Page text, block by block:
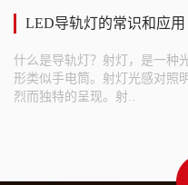
LED导轨灯的常识和应用
什么是导轨灯？射灯，是一种
形类似手电筒。射灯光感对照
烈而独特的呈现。射..